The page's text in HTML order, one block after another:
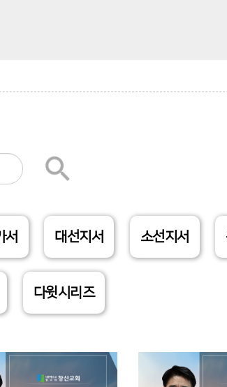
서 대선지서 소선지서
다윗시리즈